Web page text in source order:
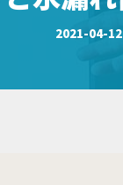
2021-04-12